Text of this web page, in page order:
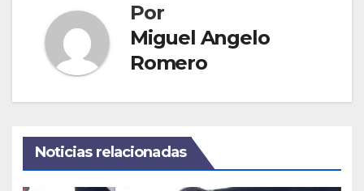
Por
Miguel Angelo
Romero
Noticias relacionadas